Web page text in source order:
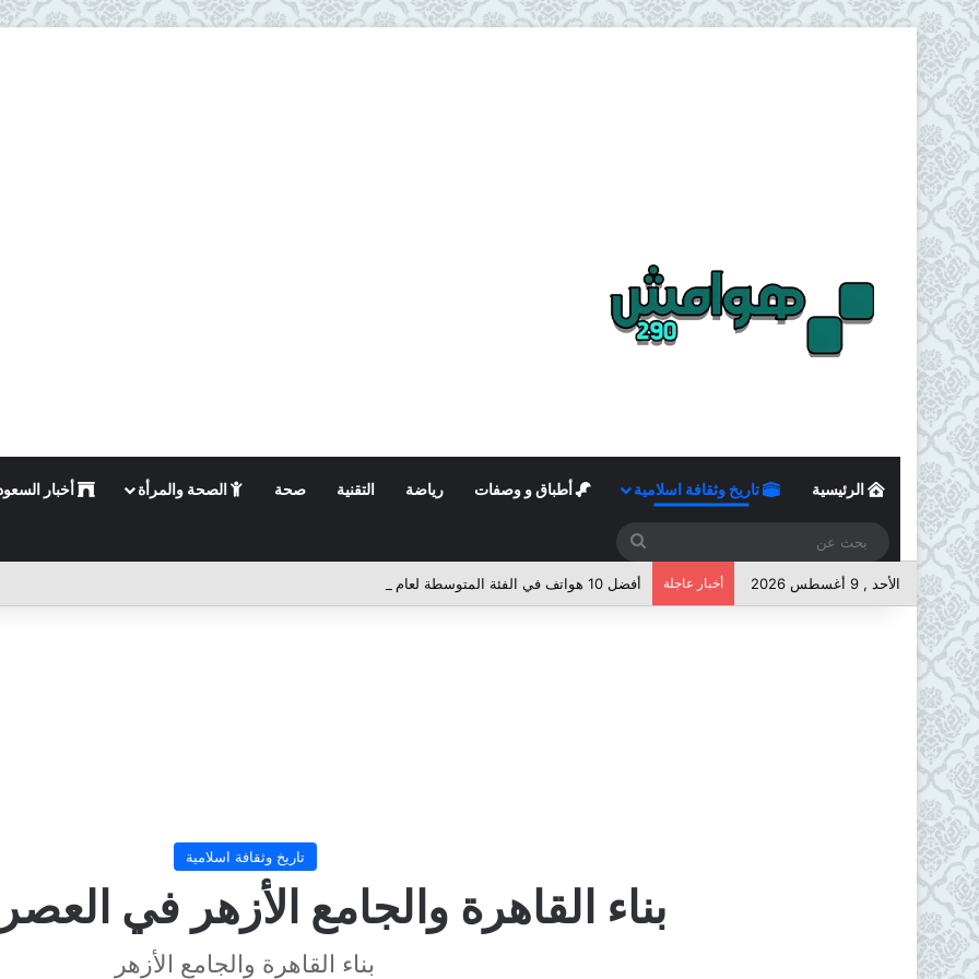
الرئيسية تاريخ وثقافة اسلامية أطباق و وصفات رياضة التقنية صحة الصحة والمرأة أخبار
عن
الأحد , 9 أغسطس 2026 أخبار عاجلة أفضل 10 هواتف في الفئة المتوسطة لعام 2026
تاريخ وثقافة اسلامية
بناء القاهرة والجامع الأزهر في
بناء القاهرة والجامع الأزهر